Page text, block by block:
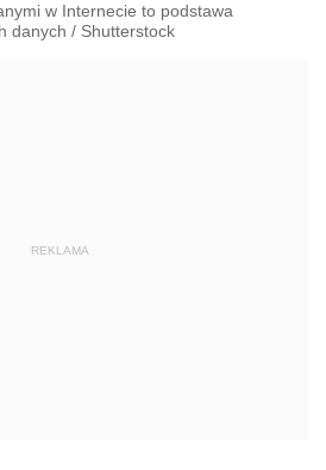
w Internecie to podstawa
danych / Shutterstock